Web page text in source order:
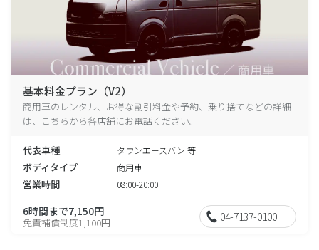
基本料金プラン（V2）
商用車のレンタル、お得な割引料金や予約、乗り捨てなどの詳細
は、こちらから各店舗にお電話ください。
代表車種 タウンエースバン 等
ボディタイプ 商用車
営業時間 08:00-20:00
6時間まで7,150円
免責補償制度1,100円 04-7137-0100